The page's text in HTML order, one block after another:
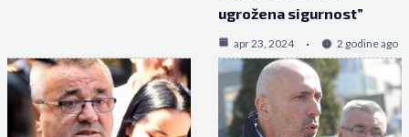
ugrožena sigurnost”
apr 23, 2024 2 godine ago